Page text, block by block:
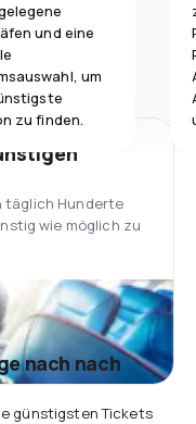
und eine
um
zu finden.
täglich Hunderte
wie möglich zu
nach nach
günstigsten Tickets